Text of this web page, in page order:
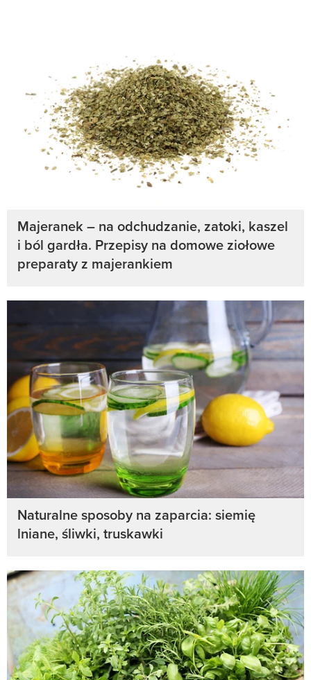
Majeranek – na odchudzanie, zatoki, kaszel
i ból gardła. Przepisy na domowe ziołowe
preparaty z majerankiem
Naturalne sposoby na zaparcia: siemię
lniane, śliwki, truskawki